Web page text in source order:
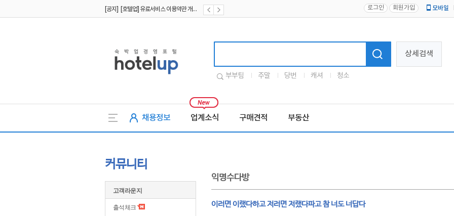
[공지] [호텔업] 개인정보 처리방침 개정본2 (19.09.02)
로그인 회원가입 모바일
상세검색
부부팀 주말 당번 캐셔 청소
채용정보 업계소식 구매견적 부동산
커뮤니티
고객라운지
출석체크
익명수다방
이러면 이랬다하고 저러면 저랬다파고 참 너도 너답다